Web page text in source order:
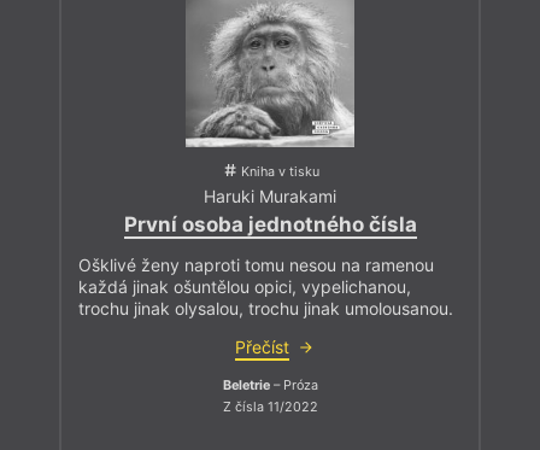
Kniha v tisku
Haruki Murakami
První osoba jednotného čísla
Ošklivé ženy naproti tomu nesou na ramenou
každá jinak ošuntělou opici, vypelichanou,
trochu jinak olysalou, trochu jinak umolousanou.
Přečíst
Beletrie– Próza
Z čísla 11/2022